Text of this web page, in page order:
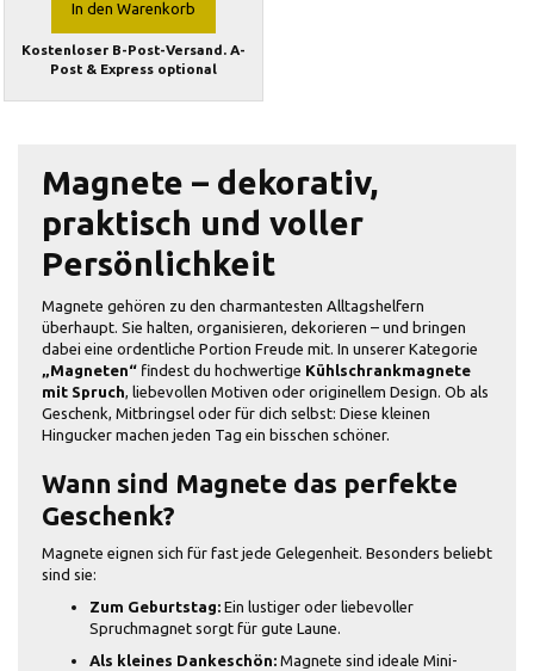
In den Warenkorb
Kostenloser B-Post-Versand. A-
Post & Express optional
Magnete – dekorativ,
praktisch und voller
Persönlichkeit
Magnete gehören zu den charmantesten Alltagshelfern
überhaupt. Sie halten, organisieren, dekorieren – und bringen
dabei eine ordentliche Portion Freude mit. In unserer Kategorie
„Magneten“ findest du hochwertige Kühlschrankmagnete
mit Spruch , liebevollen Motiven oder originellem Design. Ob als
Geschenk, Mitbringsel oder für dich selbst: Diese kleinen
Hingucker machen jeden Tag ein bisschen schöner.
Wann sind Magnete das perfekte
Geschenk?
Magnete eignen sich für fast jede Gelegenheit. Besonders beliebt
sind sie:
Zum Geburtstag: Ein lustiger oder liebevoller
Spruchmagnet sorgt für gute Laune.
Als kleines Dankeschön: Magnete sind ideale Mini-